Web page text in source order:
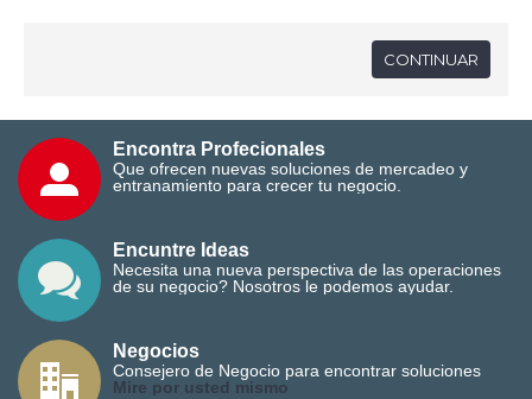
CONTINUAR
Encontra Profecionales
Que ofrecen nuevas soluciones de mercadeo y
entranamiento para crecer tu negocio.
Encuntre Ideas
Necesita una nueva perspectiva de las operaciones
de su negocio? Nosotros le podemos ayudar.
Negocios
Consejero de Negocio para encontrar soluciones
Mire por usted mismo